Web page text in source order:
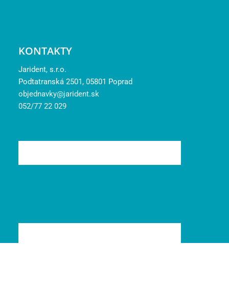
KONTAKTY
Jarident, s.r.o.
Podtatranská 2501, 05801 Poprad
objednavky@jarident.sk
052/77 22 029